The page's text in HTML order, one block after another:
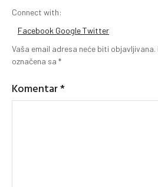
Connect with:
Facebook GoogleTwitter
Vaša email adresa neće biti objavljivana.
označena sa *
Komentar*